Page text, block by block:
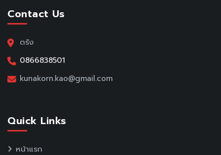
Contact Us
ตรัง
0866838501
kunakorn.kao@gmail.com
Quick Links
หน้าแรก